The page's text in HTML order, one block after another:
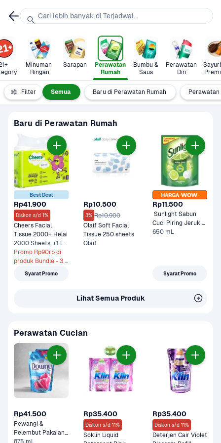
Minuman
Ringan
Sarapan
Perawatan
Rumah
Bumbu &
Saus
Perawatan
Diri
Filter Semua Baru di Perawatan Rumah Perawatan
Baru di Perawatan Rumah
Best Deal
Rp41.900
Diskon s/d 1%
Cheers Facial
2000 Sheets, +1 Lainnya
Promo Rp90rb di
produk Bundle - 3 x
2000 Sheets
Syarat Promo
Rp10.500
3% Rp10.900
Olaif Soft Facial
Tissue 250 sheets
Olaif
Rp11.500
Sunlight Sabun
Cuci Piring Jeruk
Nipis
650 mL
Syarat Promo
Lihat Semua Produk
Perawatan Cucian
Rp41.500
Pewangi &
Pelembut Pakaian
Rp35.400
Diskon s/d 11%
Soklin Liquid
Rp35.400
Diskon s/d 11%
Deterjen Cair Violet
Cari lebih banyak di Terjadwal...